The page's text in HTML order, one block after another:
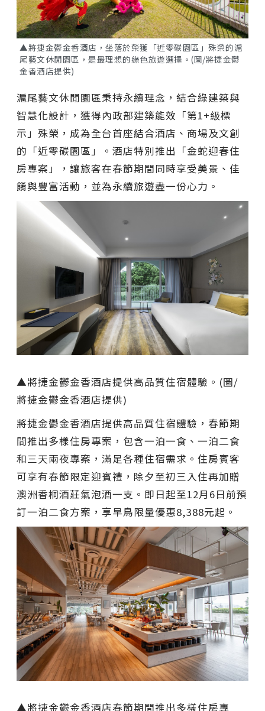
▲將捷金鬱金香酒店，坐落於榮獲「近零碳園區」殊榮的滬
尾藝文休閒園區，是最理想的綠色旅遊選擇。(圖/將捷金鬱
金香酒店提供)
滬尾藝文休閒園區秉持永續理念，結合綠建築與
智慧化設計，獲得內政部建築能效「第1+級標
示」殊榮，成為全台首座結合酒店、商場及文創
的「近零碳園區」。酒店特別推出「金蛇迎春住
房專案」，讓旅客在春節期間同時享受美景、佳
餚與豐富活動，並為永續旅遊盡一份心力。
▲將捷金鬱金香酒店提供高品質住宿體驗。(圖/
將捷金鬱金香酒店提供)
將捷金鬱金香酒店提供高品質住宿體驗，春節期
間推出多樣住房專案，包含一泊一食、一泊二食
和三天兩夜專案，滿足各種住宿需求。住房賓客
可享有春節限定迎賓禮，除夕至初三入住再加贈
澳洲香桐酒莊氣泡酒一支。即日起至12月6日前預
訂一泊二食方案，享早鳥限量優惠8,388元起。
▲將捷金鬱金香酒店春節期間推出多樣住房專